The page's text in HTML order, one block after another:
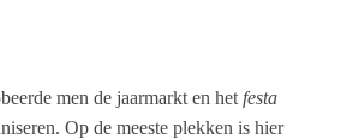
men de jaarmarkt en het festa
Op de meeste plekken is hier